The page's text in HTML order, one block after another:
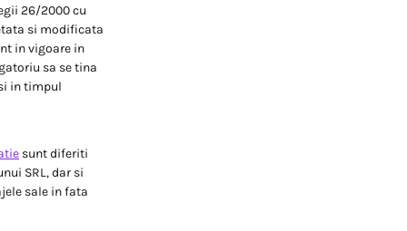
26/2000 cu
si modificata
in vigoare in
sa se tina
in timpul
sunt diferiti
SRL, dar si
sale in fata